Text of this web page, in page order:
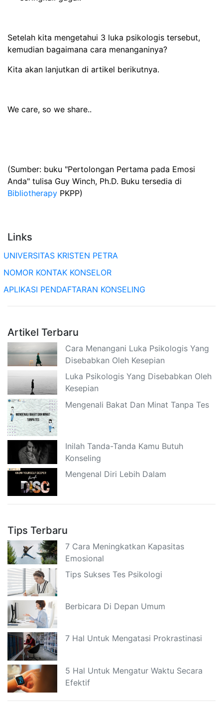
Setelah kita mengetahui 3 luka psikologis tersebut,
kemudian bagaimana cara menanganinya?
Kita akan lanjutkan di artikel berikutnya.
We care, so we share..
(Sumber: buku "Pertolongan Pertama pada Emosi
Anda" tulisa Guy Winch, Ph.D. Buku tersedia di
Bibliotherapy PKPP)
Links
UNIVERSITAS KRISTEN PETRA
NOMOR KONTAK KONSELOR
APLIKASI PENDAFTARAN KONSELING
Artikel Terbaru
Cara Menangani Luka Psikologis Yang
Disebabkan Oleh Kesepian
Luka Psikologis Yang Disebabkan Oleh
Kesepian
Mengenali Bakat Dan Minat Tanpa Tes
Inilah Tanda-Tanda Kamu Butuh
Konseling
Mengenal Diri Lebih Dalam
Tips Terbaru
7 Cara Meningkatkan Kapasitas
Emosional
Tips Sukses Tes Psikologi
Berbicara Di Depan Umum
7 Hal Untuk Mengatasi Prokrastinasi
5 Hal Untuk Mengatur Waktu Secara
Efektif